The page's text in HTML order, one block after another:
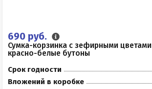
690 руб.
Сумка-корзинка с зефирными
красно-белые бутоны
Срок годности
Вложений в коробке